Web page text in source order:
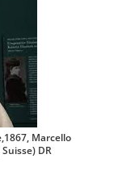
Marcello
DR